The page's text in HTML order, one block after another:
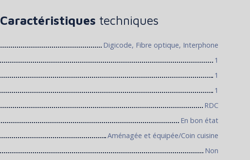
Caractéristiques techniques
Digicode, Fibre optique, Interphone
1
1
1
RDC
En bon état
Aménagée et équipée/Coin cuisine
Non